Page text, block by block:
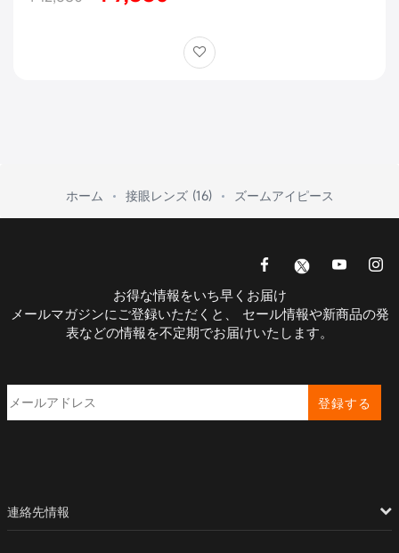
ホーム 接眼レンズ (16) ズームアイピース
お得な情報をいち早くお届け
メールマガジンにご登録いただくと、 セール情報や新商品の発
表などの情報を不定期でお届けいたします。
登録する
連絡先情報